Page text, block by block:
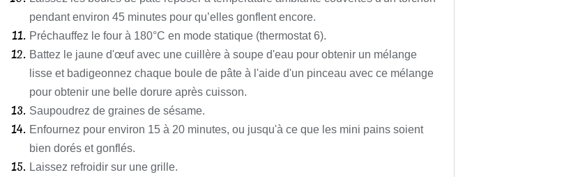
pendant environ 45 minutes pour qu’elles gonflent encore.
Préchauffez le four à 180°C en mode statique (thermostat 6).
Battez le jaune d'œuf avec une cuillère à soupe d'eau pour obtenir un mélange
lisse et badigeonnez chaque boule de pâte à l'aide d'un pinceau avec ce mélange
pour obtenir une belle dorure après cuisson.
Saupoudrez de graines de sésame.
Enfournez pour environ 15 à 20 minutes, ou jusqu'à ce que les mini pains soient
bien dorés et gonflés.
Laissez refroidir sur une grille.